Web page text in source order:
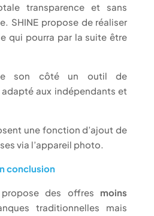
transparence et sans
SHINE propose de réaliser
qui pourra par la suite être
son côté un outil de
aux indépendants et
une fonction d’ajout de
via l’appareil photo.
conclusion
propose des offres moins
traditionnelles mais